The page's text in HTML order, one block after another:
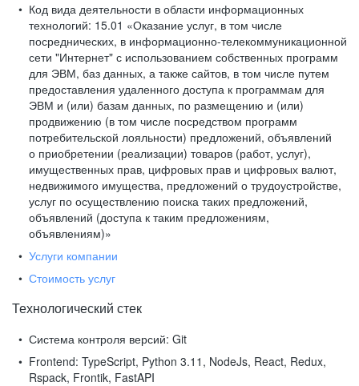
Код вида деятельности в области информационных
технологий: 15.01 «Оказание услуг, в том числе
посреднических, в информационно-телекоммуникационной
сети "Интернет" с использованием собственных программ
для ЭВМ, баз данных, а также сайтов, в том числе путем
предоставления удаленного доступа к программам для
ЭВМ и (или) базам данных, по размещению и (или)
продвижению (в том числе посредством программ
потребительской лояльности) предложений, объявлений
о приобретении (реализации) товаров (работ, услуг),
имущественных прав, цифровых прав и цифровых валют,
недвижимого имущества, предложений о трудоустройстве,
услуг по осуществлению поиска таких предложений,
объявлений (доступа к таким предложениям,
объявлениям)»
Услуги компании
Стоимость услуг
Технологический стек
Система контроля версий: Git
Frontend: TypeScript, Python 3.11, NodeJs, React, Redux,
Rspack, Frontik, FastAPI